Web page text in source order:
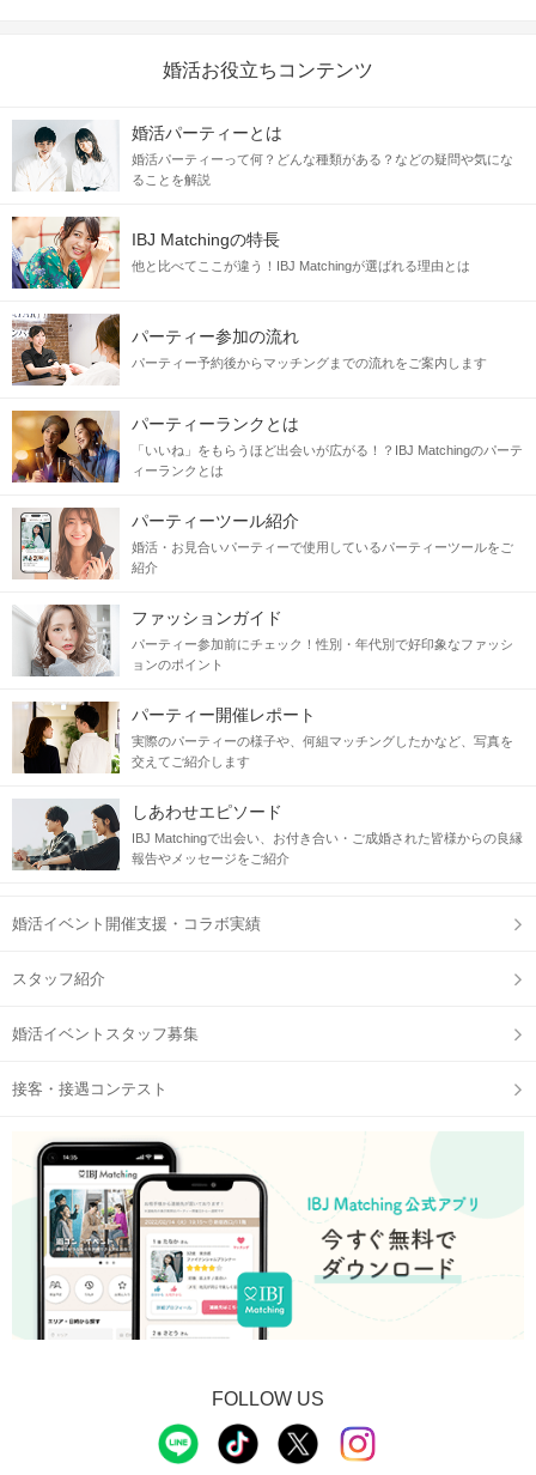
婚活お役立ちコンテンツ
婚活パーティーとは
婚活パーティーって何？どんな種類がある？などの疑問や気にな
ることを解説
IBJ Matchingの特長
他と比べてここが違う！IBJ Matchingが選ばれる理由とは
パーティー参加の流れ
パーティー予約後からマッチングまでの流れをご案内します
パーティーランクとは
「いいね」をもらうほど出会いが広がる！？IBJ Matchingのパーテ
ィーランクとは
パーティーツール紹介
婚活・お見合いパーティーで使用しているパーティーツールをご
紹介
ファッションガイド
パーティー参加前にチェック！性別・年代別で好印象なファッシ
ョンのポイント
パーティー開催レポート
実際のパーティーの様子や、何組マッチングしたかなど、写真を
交えてご紹介します
しあわせエピソード
IBJ Matchingで出会い、お付き合い・ご成婚された皆様からの良縁
報告やメッセージをご紹介
婚活イベント開催支援・コラボ実績
スタッフ紹介
婚活イベントスタッフ募集
接客・接遇コンテスト
FOLLOW US